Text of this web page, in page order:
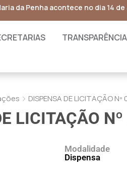
TRANSPARÊNCIA
DISPENSA DE LICITAÇÃO
LICITAÇÃO
Modalidade
Dispensa